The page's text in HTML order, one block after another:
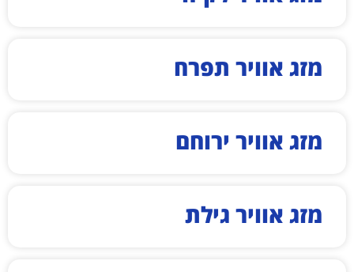
מזג אוויר תפרח
מזג אוויר ירוחם
מזג אוויר גילת